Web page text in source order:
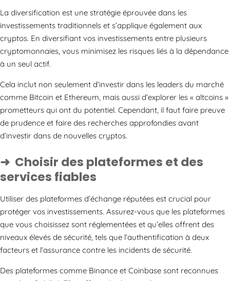
La diversification est une stratégie éprouvée dans les
investissements traditionnels et s’applique également aux
cryptos. En diversifiant vos investissements entre plusieurs
cryptomonnaies, vous minimisez les risques liés à la dépendance
à un seul actif.
Cela inclut non seulement d’investir dans les leaders du marché
comme Bitcoin et Ethereum, mais aussi d’explorer les « altcoins »
prometteurs qui ont du potentiel. Cependant, il faut faire preuve
de prudence et faire des recherches approfondies avant
d’investir dans de nouvelles cryptos.
Choisir des plateformes et des
services fiables
Utiliser des plateformes d’échange réputées est crucial pour
protéger vos investissements. Assurez-vous que les plateformes
que vous choisissez sont réglementées et qu’elles offrent des
niveaux élevés de sécurité, tels que l’authentification à deux
facteurs et l’assurance contre les incidents de sécurité.
Des plateformes comme Binance et Coinbase sont reconnues